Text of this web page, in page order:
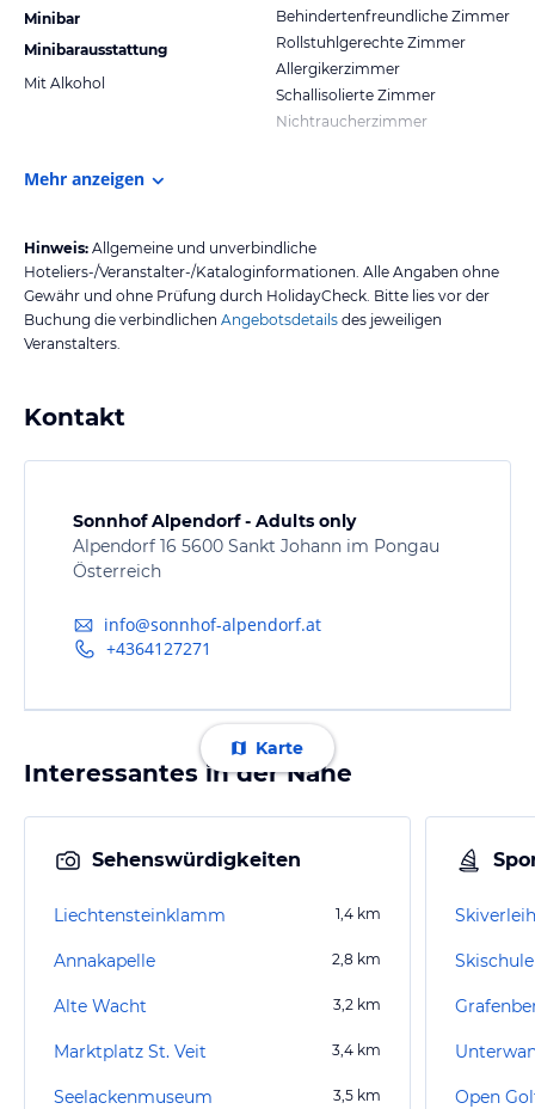
Minibar
Minibarausstattung
Mit Alkohol
Behindertenfreundliche Zimmer
Rollstuhlgerechte Zimmer
Allergikerzimmer
Schallisolierte Zimmer
Nichtraucherzimmer
Mehr anzeigen
Hinweis: Allgemeine und unverbindliche
Hoteliers-/Veranstalter-/Kataloginformationen. Alle Angaben ohne
Gewähr und ohne Prüfung durch HolidayCheck. Bitte lies vor der
Buchung die verbindlichen Angebotsdetails des jeweiligen
Veranstalters.
Kontakt
Sonnhof Alpendorf - Adults only
Alpendorf 16 5600 Sankt Johann im Pongau
Österreich
info@sonnhof-alpendorf.at
+4364127271
Karte
Interessantes in der Nähe
Sehenswürdigkeiten
Liechtensteinklamm 1,4 km
Annakapelle 2,8 km
Alte Wacht 3,2 km
Marktplatz St. Veit 3,4 km
Seelackenmuseum 3,5 km Open